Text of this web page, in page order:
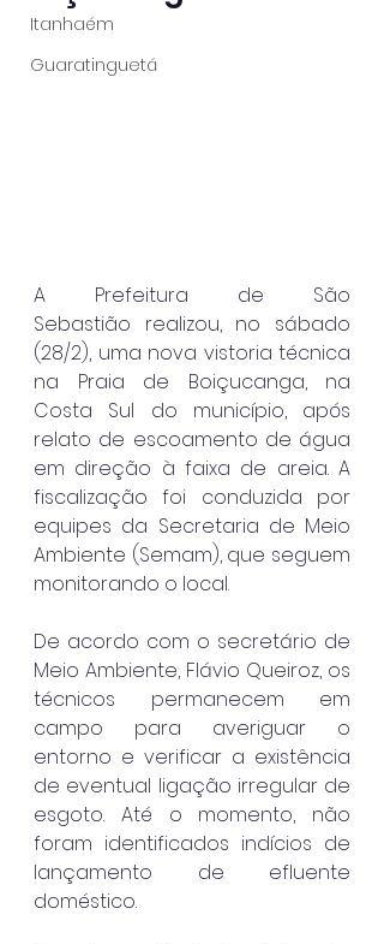
Itanhaém
Guaratinguetá
A Prefeitura de São
Sebastião realizou, no sábado
(28/2), uma nova vistoria técnica
na Praia de Boiçucanga, na
Costa Sul do município, após
relato de escoamento de água
em direção à faixa de areia. A
fiscalização foi conduzida por
equipes da Secretaria de Meio
Ambiente (Semam), que seguem
monitorando o local.
De acordo com o secretário de
Meio Ambiente, Flávio Queiroz, os
técnicos permanecem em
campo para averiguar o
entorno e verificar a existência
de eventual ligação irregular de
esgoto. Até o momento, não
foram identificados indícios de
lançamento de efluente
doméstico.